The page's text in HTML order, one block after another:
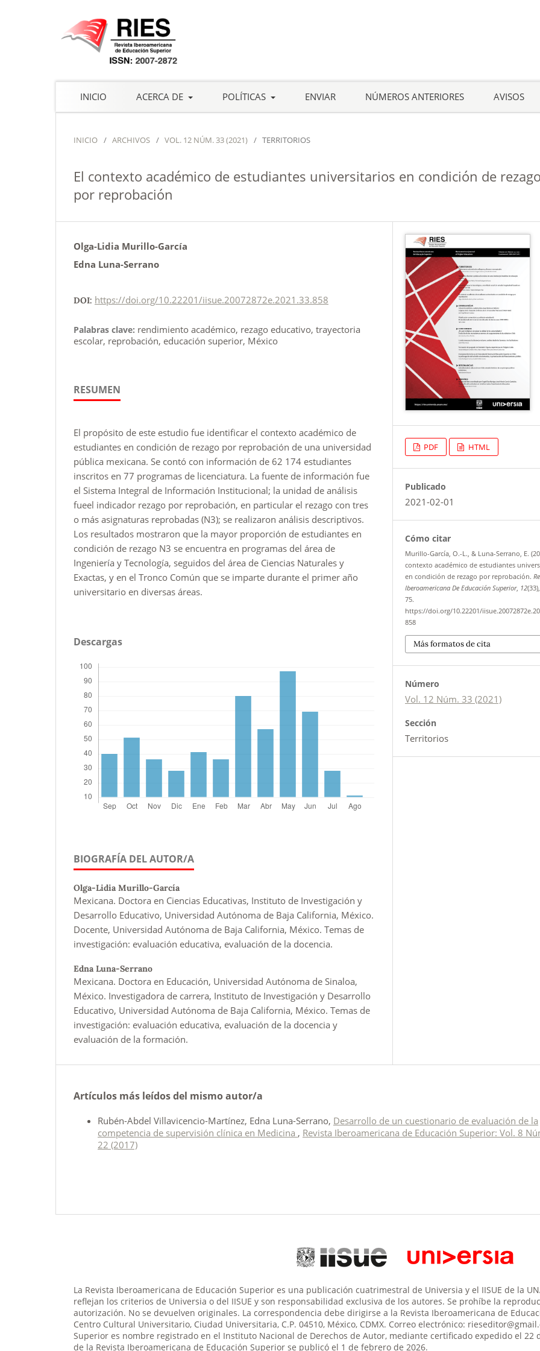
INICIO ACERCA DE POLÍTICAS ENVIAR NÚMEROS ANTERIORES AVISOS
INICIO / ARCHIVOS / VOL. 12 NÚM. 33 (2021) / TERRITORIOS
El contexto académico de estudiantes universitarios en condición de rezago
por reprobación
Olga-Lidia Murillo-García
Edna Luna-Serrano
DOI: https://doi.org/10.22201/iisue.20072872e.2021.33.858
Palabras clave: rendimiento académico, rezago educativo, trayectoria
escolar, reprobación, educación superior, México
RESUMEN
El propósito de este estudio fue identificar el contexto académico de
estudiantes en condición de rezago por reprobación de una universidad
pública mexicana. Se contó con información de 62 174 estudiantes
inscritos en 77 programas de licenciatura. La fuente de información fue
el Sistema Integral de Información Institucional; la unidad de análisis
fueel indicador rezago por reprobación, en particular el rezago con tres
o más asignaturas reprobadas (N3); se realizaron análisis descriptivos.
Los resultados mostraron que la mayor proporción de estudiantes en
condición de rezago N3 se encuentra en programas del área de
Ingeniería y Tecnología, seguidos del área de Ciencias Naturales y
Exactas, y en el Tronco Común que se imparte durante el primer año
universitario en diversas áreas.
Descargas
BIOGRAFÍA DEL AUTOR/A
Olga-Lidia Murillo-García
Mexicana. Doctora en Ciencias Educativas, Instituto de Investigación y
Desarrollo Educativo, Universidad Autónoma de Baja California, México.
Docente, Universidad Autónoma de Baja California, México. Temas de
investigación: evaluación educativa, evaluación de la docencia.
Edna Luna-Serrano
Mexicana. Doctora en Educación, Universidad Autónoma de Sinaloa,
México. Investigadora de carrera, Instituto de Investigación y Desarrollo
Educativo, Universidad Autónoma de Baja California, México. Temas de
investigación: evaluación educativa, evaluación de la docencia y
evaluación de la formación.
PDF HTML
Publicado
2021-02-01
Cómo citar
Murillo-García, O.-L., & Luna-Serrano, E.
contexto académico de estudiantes
en condición de rezago por reprobación.
Iberoamericana De Educación Superior, 12
75.
https://doi.org/10.22201/
858
Más formatos de cita
Número
Vol. 12 Núm. 33 (2021)
Sección
Territorios
Artículos más leídos del mismo autor/a
Rubén-Abdel Villavicencio-Martínez, Edna Luna-Serrano, Desarrollo de un cuestionario de evaluación de la
competencia de supervisión clínica en Medicina , Revista Iberoamericana de Educación Superior: Vol. 8
22 (2017)
La Revista Iberoamericana de Educación Superior es una publicación cuatrimestral de Universia y el IISUE de la
reflejan los criterios de Universia o del IISUE y son responsabilidad exclusiva de los autores. Se prohíbe la
autorización. No se devuelven originales. La correspondencia debe dirigirse a la Revista Iberoamericana de
Centro Cultural Universitario, Ciudad Universitaria, C.P. 04510, México, CDMX. Correo electrónico:
Superior es nombre registrado en el Instituto Nacional de Derechos de Autor, mediante certificado expedido el 22
de la Revista Iberoamericana de Educación Superior se publicó el 1 de febrero de 2026.